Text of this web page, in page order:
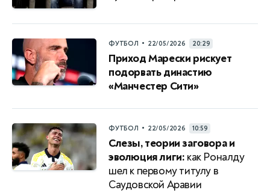
ФУТБОЛ • 22/05/2026 20:29
Приход Марески рискует
подорвать династию
«Манчестер Сити»
ФУТБОЛ • 22/05/2026 10:59
Слезы, теории заговора и
эволюция лиги: как Роналду
шел к первому титулу в
Саудовской Аравии